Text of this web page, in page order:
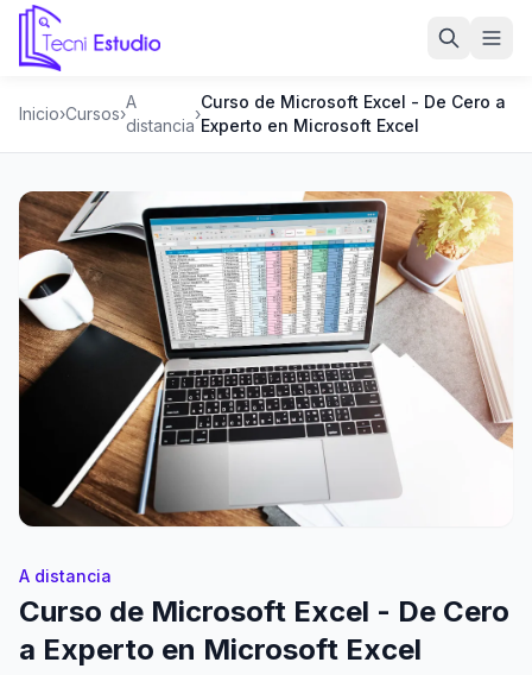
Ir a la página de inicio de Tecni Estudio
Inicio›Cursos›
A
distancia
›
Curso de Microsoft Excel - De Cero a
Experto en Microsoft Excel
A distancia
Curso de Microsoft Excel - De Cero
a Experto en Microsoft Excel